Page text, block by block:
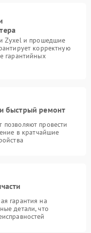
Zyxel и прошедшие
корректную
гарантийных
быстрый ремонт
провести
в кратчайшие
гарантия на
детали, что